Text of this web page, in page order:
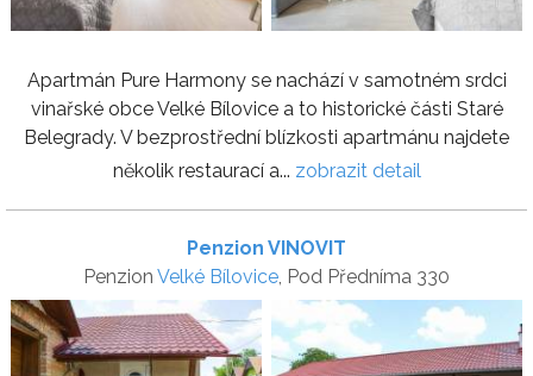
Apartmán Pure Harmony se nachází v samotném srdci
vinařské obce Velké Bílovice a to historické části Staré
Belegrady. V bezprostřední blízkosti apartmánu najdete
několik restaurací a... zobrazit detail
Penzion VINOVIT
Penzion Velké Bílovice, Pod Předníma 330